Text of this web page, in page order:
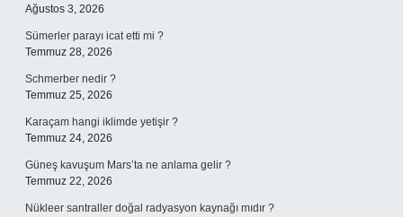
Ağustos 3, 2026
Sümerler parayı icat etti mi ?
Temmuz 28, 2026
Schmerber nedir ?
Temmuz 25, 2026
Karaçam hangi iklimde yetişir ?
Temmuz 24, 2026
Güneş kavuşum Mars’ta ne anlama gelir ?
Temmuz 22, 2026
Nükleer santraller doğal radyasyon kaynağı mıdır ?